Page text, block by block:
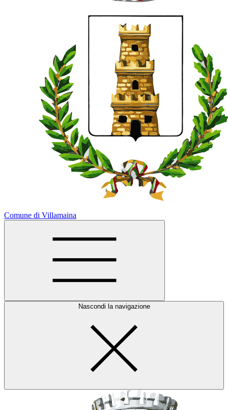
Comune di Villamaina
Nascondi la navigazione